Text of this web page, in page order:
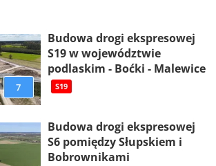
7
Budowa drogi ekspresowej
S19 w województwie
podlaskim - Boćki - Malewice
S19
Budowa drogi ekspresowej
S6 pomiędzy Słupskiem i
Bobrownikami